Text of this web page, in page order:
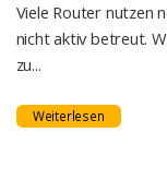
Viele Router nutzen
nicht aktiv betreut.
zu...
Weiterlesen